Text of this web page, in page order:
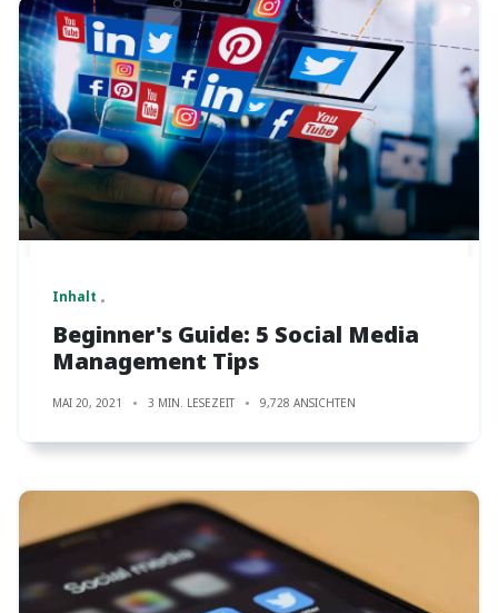
Inhalt
Beginner's Guide: 5 Social Media
Management Tips
MAI 20, 2021 3 MIN. LESEZEIT 9,728 ANSICHTEN